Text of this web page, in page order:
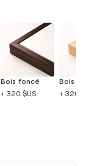
Bois foncé
+ 320 $US
Bois
+ 320